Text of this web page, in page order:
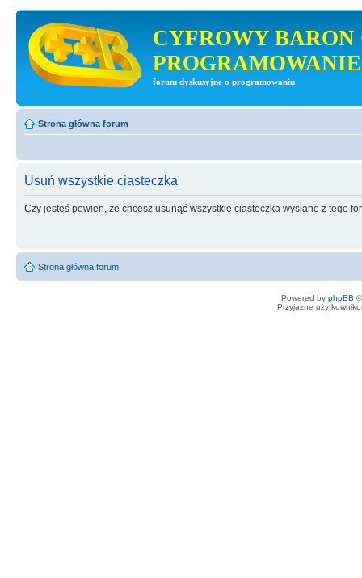
CYFROWY BARON
PROGRAMOWANIE
forum dyskusyjne o programowaniu
Strona główna forum
Usuń wszystkie ciasteczka
Czy jesteś pewien, że chcesz usunąć wszystkie ciasteczka wysłane z tego
Strona główna forum
Powered by phpBB
Przyjazne